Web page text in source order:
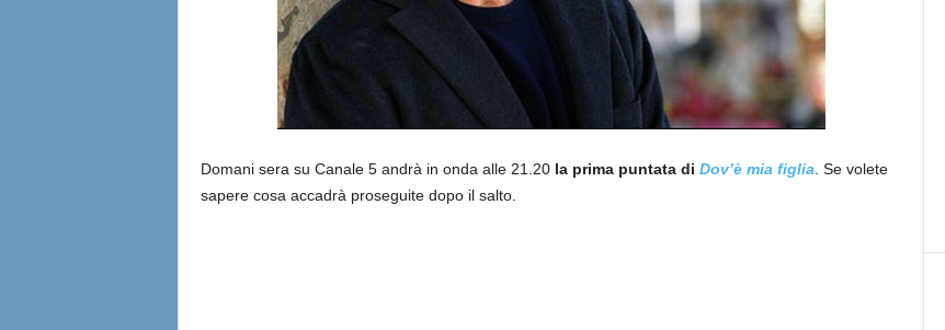
Domani sera su Canale 5 andrà in onda alle 21.20 la prima puntata di Dov’è mia figlia . Se volete
sapere cosa accadrà proseguite dopo il salto.